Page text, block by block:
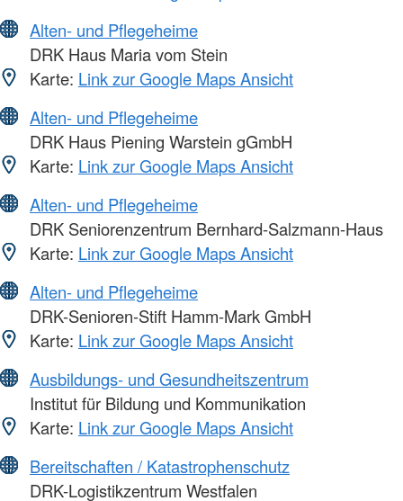
Alten- und Pflegeheime
DRK Haus Maria vom Stein
Karte: Link zur Google Maps Ansicht
Alten- und Pflegeheime
DRK Haus Piening Warstein gGmbH
Karte: Link zur Google Maps Ansicht
Alten- und Pflegeheime
DRK Seniorenzentrum Bernhard-Salzmann-Haus
Karte: Link zur Google Maps Ansicht
Alten- und Pflegeheime
DRK-Senioren-Stift Hamm-Mark GmbH
Karte: Link zur Google Maps Ansicht
Ausbildungs- und Gesundheitszentrum
Institut für Bildung und Kommunikation
Karte: Link zur Google Maps Ansicht
Bereitschaften / Katastrophenschutz
DRK-Logistikzentrum Westfalen